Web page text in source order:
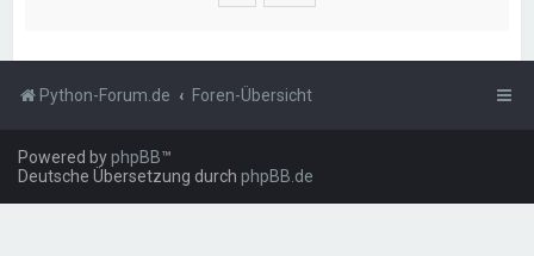
Python-Forum.de Foren-Übersicht
Powered byphpBB™
Deutsche Übersetzung durch phpBB.de